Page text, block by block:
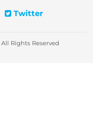
Twitter
All Rights Reserved